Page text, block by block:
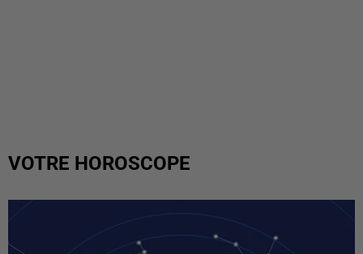
VOTRE HOROSCOPE